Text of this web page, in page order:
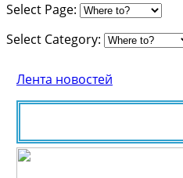
Select Page:
Select Category:
Лента новостей